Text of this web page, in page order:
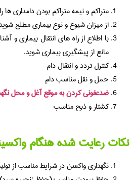
متراکم و نیمه متراکم بودن دامداری
از میزان شیوع و نوع بیماری مطلع
با اطلاع از راه های انتقال بیماری و
مانع از پیشگیری بیماری شوید.
کنترل تردد و انتقال دام
حمل و نقل مناسب دام
ضدعفونی کردن به موقع آغل و محل
کشتار و ذبح مناسب
نکات رعایت شده هنگام
نگهداری واکسن در شرایط مناسب از